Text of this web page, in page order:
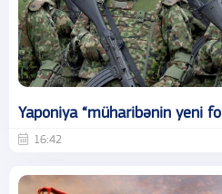
Yaponiya “müharibənin yeni
16:42